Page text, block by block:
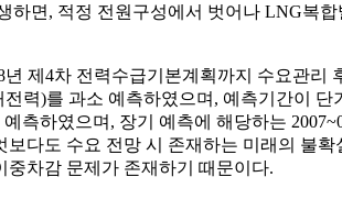
면, 적정 전원구성에서 벗어나 LNG복
제4차 전력수급기본계획까지 수요관
력)를 과소 예측하였으며, 예측기간이
측하였으며, 장기 예측에 해당하는
다도 수요 전망 시 존재하는 미래의 불
차감 문제가 존재하기 때문이다.